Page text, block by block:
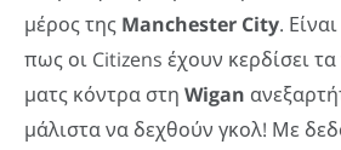
μέρος της Manchester City.
πως οι Citizens έχουν κερδίσει
ματς κόντρα στη Wigan
μάλιστα να δεχθούν γκολ! Με